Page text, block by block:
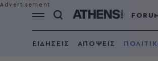
ΕΙΔΗΣΕΙΣ ΑΠΟΨΕΙΣ